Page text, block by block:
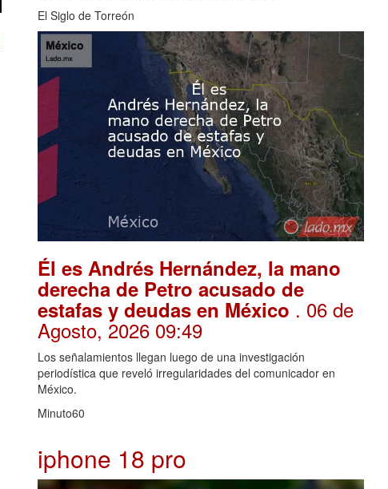
El Siglo de Torreón
Él es Andrés Hernández, la mano
derecha de Petro acusado de
estafas y deudas en México . 06 de
Agosto, 2026 09:49
Los señalamientos llegan luego de una investigación
periodística que reveló irregularidades del comunicador en
México.
Minuto60
iphone 18 pro